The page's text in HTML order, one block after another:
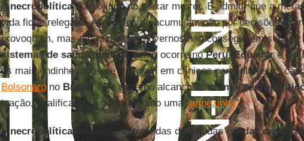
Anecropolíticaé a política do deixar morrer. É admitir que a meta
vida fique relegada. As mortes se acumulam não por decisões
provoquem, mas em razão dos governos não conseguirem
sistemas de saúde pública, como ocorre noPeru,Equadore
os mais endinheirados se refugiam em clínicas particulares. O
Bolsonarono Brasil , cujo governo alcançou oclímax
inação, qualificando a doença como uma “gripezinha”.
A necropolíticadiferencia entre vidas defendidas evidas